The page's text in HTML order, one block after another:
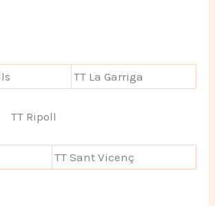
TT La Garriga
TT Ripoll
TT Sant Vicenç